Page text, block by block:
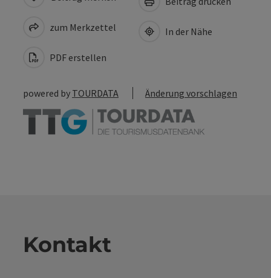
zum Merkzettel
PDF erstellen
In der Nähe
powered by TOURDATA Änderung vorschlagen
Kontakt